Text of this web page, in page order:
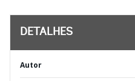
DETALHES
Autor